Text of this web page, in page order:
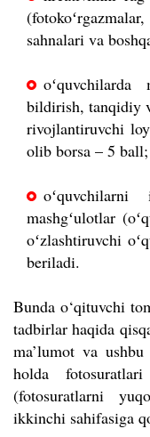
sahnalari va
bildirish, tanqidiy
rivojlantiruvchi
olib borsa – 5 ball;
oʻquvchilarni
mashgʻulotlar
oʻzlashtiruvchi
beriladi.
Bunda o‘qituvchi
tadbirlar haqida
ma’lumot va
holda
(fotosuratlarni
ikkinchi sahifasiga